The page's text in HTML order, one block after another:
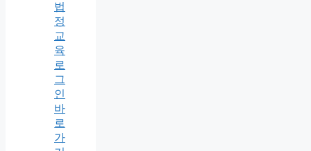
법
정
교
육
로
그
인
바
로
가